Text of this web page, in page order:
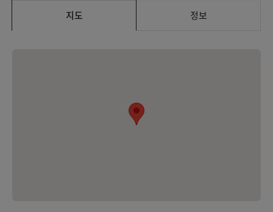
지도 정보